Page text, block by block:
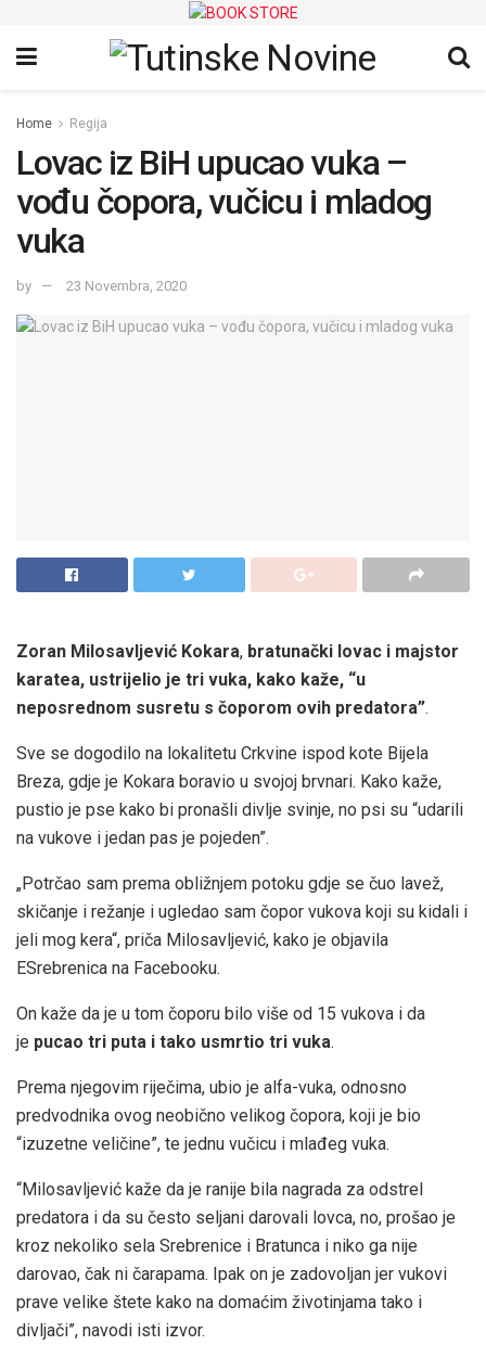
Home Regija
Lovac iz BiH upucao vuka –
vođu čopora, vučicu i mladog
vuka
by 23 Novembra, 2020
Zoran Milosavljević Kokara, bratunački lovac i majstor
karatea, ustrijelio je tri vuka, kako kaže, “u
neposrednom susretu s čoporom ovih predatora”.
Sve se dogodilo na lokalitetu Crkvine ispod kote Bijela
Breza, gdje je Kokara boravio u svojoj brvnari. Kako kaže,
pustio je pse kako bi pronašli divlje svinje, no psi su “udarili
na vukove i jedan pas je pojeden”.
„Potrčao sam prema obližnjem potoku gdje se čuo lavež,
skičanje i režanje i ugledao sam čopor vukova koji su kidali i
jeli mog kera“, priča Milosavljević, kako je objavila
ESrebrenica na Facebooku.
On kaže da je u tom čoporu bilo više od 15 vukova i da
je pucao tri puta i tako usmrtio tri vuka.
Prema njegovim riječima, ubio je alfa-vuka, odnosno
predvodnika ovog neobično velikog čopora, koji je bio
“izuzetne veličine”, te jednu vučicu i mlađeg vuka.
“Milosavljević kaže da je ranije bila nagrada za odstrel
predatora i da su često seljani darovali lovca, no, prošao je
kroz nekoliko sela Srebrenice i Bratunca i niko ga nije
darovao, čak ni čarapama. Ipak on je zadovoljan jer vukovi
prave velike štete kako na domaćim životinjama tako i
divljači”, navodi isti izvor.